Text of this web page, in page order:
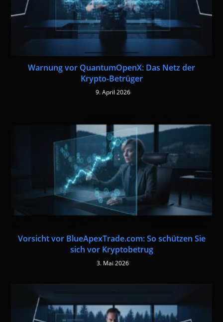
Warnung vor QuantumOpenX: Das Netz der
Krypto-Betrüger
9. April 2026
Vorsicht vor BlueApexTrade.com: So schützen Sie
sich vor Kryptobetrug
3. Mai 2026